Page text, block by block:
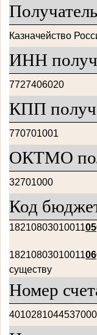
Казначейство
ИНН
7727406020
КПП
770701001
ОКТМО
32701000
Код
1821080301001105
1821080301001106
существу
Номер